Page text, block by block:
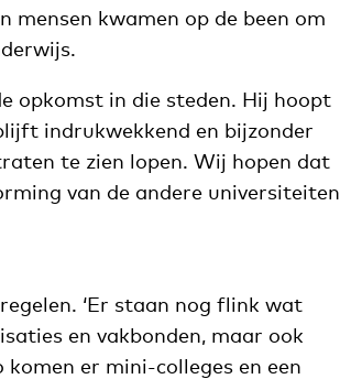
mensen kwamen op de been om
opkomst in die steden. Hij hoopt
indrukwekkend en bijzonder
te zien lopen. Wij hopen dat
van de andere universiteiten
‘Er staan nog flink wat
en vakbonden, maar ook
er mini-colleges en een